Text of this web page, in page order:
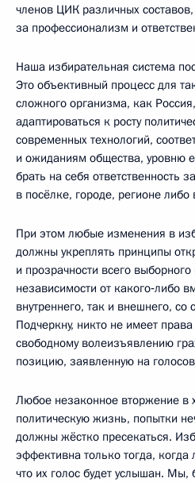
членов ЦИК различных
за профессионализм и
Наша избирательная система
Это объективный процесс для
сложного организма, как
адаптироваться к росту
современных технологий,
и ожиданиям общества, уровню
брать на себя ответственность
в посёлке, городе, регионе
При этом любые изменения в
должны укреплять принципы
и прозрачности всего
независимости от какого‑либо
внутреннего, так и внешнего, со
Подчеркну, никто не имеет права
свободному волеизъявлению
позицию, заявленную на
Любое незаконное вторжение в
политическую жизнь, попытки
должны жёстко пресекаться.
эффективна только тогда,
что их голос будет услышан. Мы,